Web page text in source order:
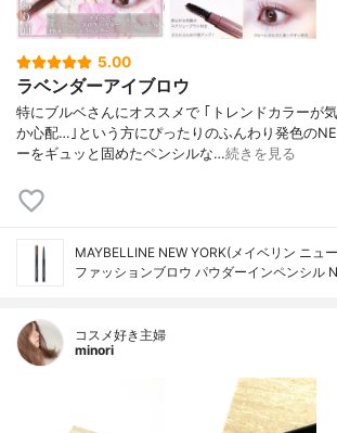
5.00
ラベンダーアイブロウ
特にブルベさんにオススメで ｢トレンドカラーが
か心配…｣という方にぴったりのふんわり発色の
ーをギュッと固めたペンシルな…続きを見る
MAYBELLINE NEW YORK(メイベリン ニュ
ファッションブロウ パウダーイン​ペンシル N
コスメ好き主婦
minori